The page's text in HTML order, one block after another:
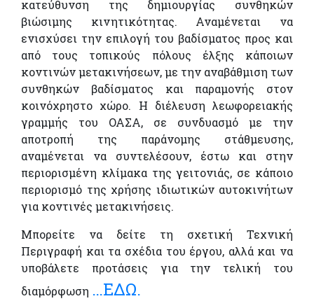
κατεύθυνση της δημιουργίας συνθηκών
βιώσιμης κινητικότητας. Αναμένεται να
ενισχύσει την επιλογή του βαδίσματος προς και
από τους τοπικούς πόλους έλξης κάποιων
κοντινών μετακινήσεων, με την αναβάθμιση των
συνθηκών βαδίσματος και παραμονής στον
κοινόχρηστο χώρο. Η διέλευση λεωφορειακής
γραμμής του ΟΑΣΑ, σε συνδυασμό με την
αποτροπή της παράνομης στάθμευσης,
αναμένεται να συντελέσουν, έστω και στην
περιορισμένη κλίμακα της γειτονιάς, σε κάποιο
περιορισμό της χρήσης ιδιωτικών αυτοκινήτων
για κοντινές μετακινήσεις.
Μπορείτε να δείτε τη σχετική Τεχνική
Περιγραφή και τα σχέδια του έργου, αλλά και να
υποβάλετε προτάσεις για την τελική του
διαμόρφωση …ΕΔΩ.